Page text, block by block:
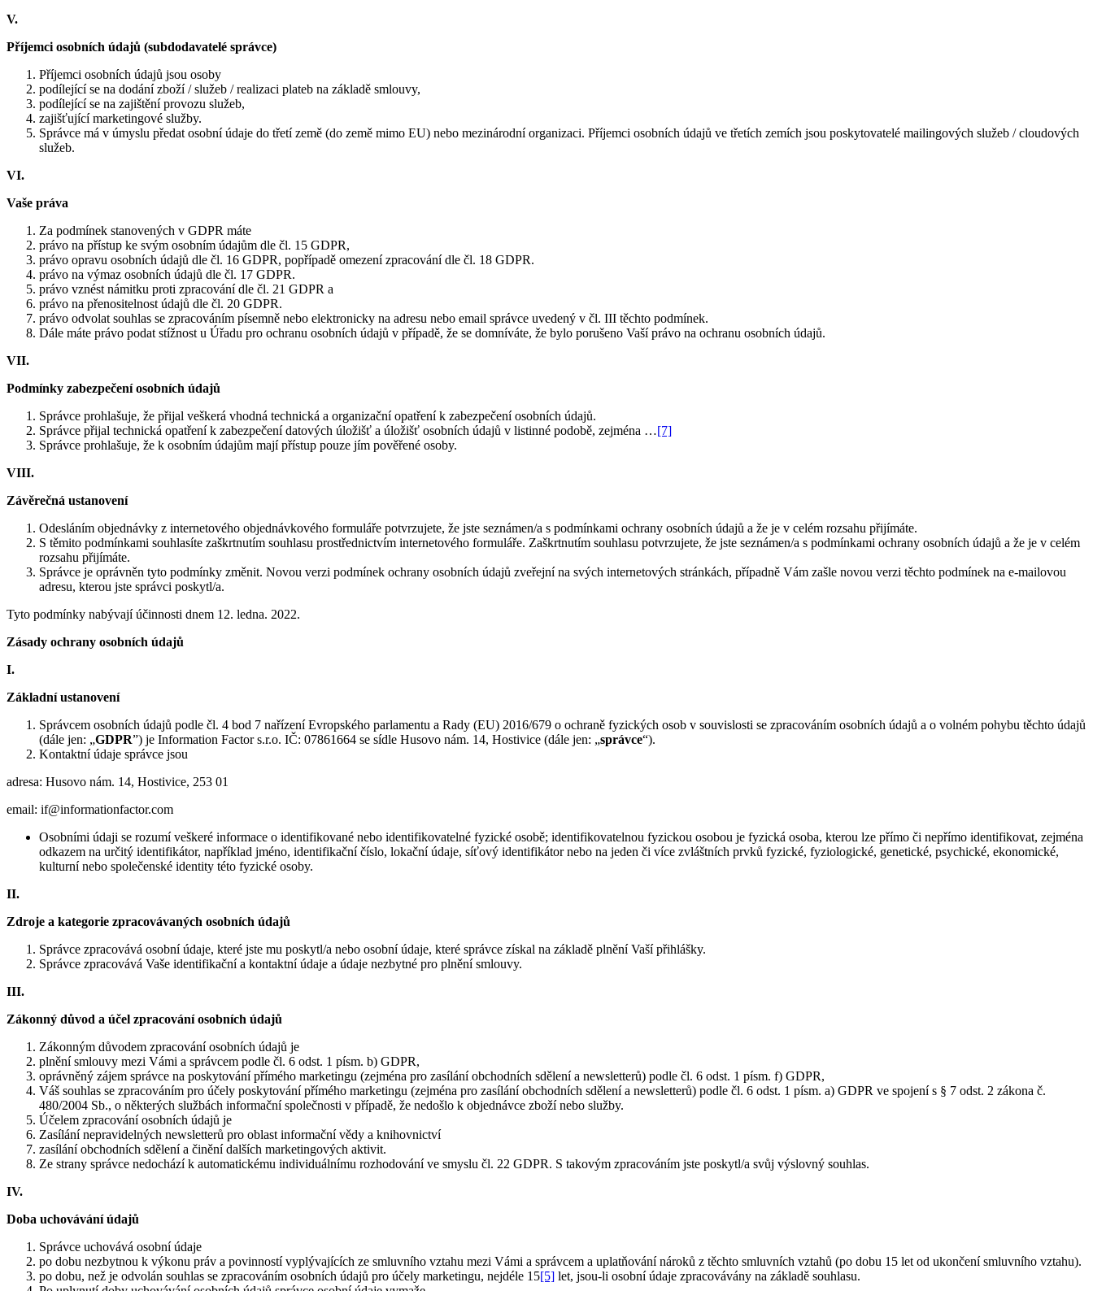
V.
Příjemci osobních údajů (subdodavatelé správce)
Příjemci osobních údajů jsou osoby
podílející se na dodání zboží / služeb / realizaci plateb na základě smlouvy,
podílející se na zajištění provozu služeb,
zajišťující marketingové služby.
Správce má v úmyslu předat osobní údaje do třetí země (do země mimo EU) nebo mezinárodní organizaci. Příjemci osobních údajů ve třetích zemích jsou poskytovatelé mailingových služeb / cloudových
služeb.
VI.
Vaše práva
Za podmínek stanovených v GDPR máte
právo na přístup ke svým osobním údajům dle čl. 15 GDPR,
právo opravu osobních údajů dle čl. 16 GDPR, popřípadě omezení zpracování dle čl. 18 GDPR.
právo na výmaz osobních údajů dle čl. 17 GDPR.
právo vznést námitku proti zpracování dle čl. 21 GDPR a
právo na přenositelnost údajů dle čl. 20 GDPR.
právo odvolat souhlas se zpracováním písemně nebo elektronicky na adresu nebo email správce uvedený v čl. III těchto podmínek.
Dále máte právo podat stížnost u Úřadu pro ochranu osobních údajů v případě, že se domníváte, že bylo porušeno Vaší právo na ochranu osobních údajů.
VII.
Podmínky zabezpečení osobních údajů
Správce prohlašuje, že přijal veškerá vhodná technická a organizační opatření k zabezpečení osobních údajů.
Správce přijal technická opatření k zabezpečení datových úložišť a úložišť osobních údajů v listinné podobě, zejména …[7]
Správce prohlašuje, že k osobním údajům mají přístup pouze jím pověřené osoby.
VIII.
Závěrečná ustanovení
Odesláním objednávky z internetového objednávkového formuláře potvrzujete, že jste seznámen/a s podmínkami ochrany osobních údajů a že je v celém rozsahu přijímáte.
S těmito podmínkami souhlasíte zaškrtnutím souhlasu prostřednictvím internetového formuláře. Zaškrtnutím souhlasu potvrzujete, že jste seznámen/a s podmínkami ochrany osobních údajů a že je v celém
rozsahu přijímáte.
Správce je oprávněn tyto podmínky změnit. Novou verzi podmínek ochrany osobních údajů zveřejní na svých internetových stránkách, případně Vám zašle novou verzi těchto podmínek na e-mailovou
adresu, kterou jste správci poskytl/a.
Tyto podmínky nabývají účinnosti dnem 12. ledna. 2022.
Zásady ochrany osobních údajů
I.
Základní ustanovení
Správcem osobních údajů podle čl. 4 bod 7 nařízení Evropského parlamentu a Rady (EU) 2016/679 o ochraně fyzických osob v souvislosti se zpracováním osobních údajů a o volném pohybu těchto údajů
(dále jen: „GDPR”) je Information Factor s.r.o. IČ: 07861664 se sídle Husovo nám. 14, Hostivice (dále jen: „správce“).
Kontaktní údaje správce jsou
adresa: Husovo nám. 14, Hostivice, 253 01
email: if@informationfactor.com
Osobními údaji se rozumí veškeré informace o identifikované nebo identifikovatelné fyzické osobě; identifikovatelnou fyzickou osobou je fyzická osoba, kterou lze přímo či nepřímo identifikovat, zejména
odkazem na určitý identifikátor, například jméno, identifikační číslo, lokační údaje, síťový identifikátor nebo na jeden či více zvláštních prvků fyzické, fyziologické, genetické, psychické, ekonomické,
kulturní nebo společenské identity této fyzické osoby.
II.
Zdroje a kategorie zpracovávaných osobních údajů
Správce zpracovává osobní údaje, které jste mu poskytl/a nebo osobní údaje, které správce získal na základě plnění Vaší přihlášky.
Správce zpracovává Vaše identifikační a kontaktní údaje a údaje nezbytné pro plnění smlouvy.
III.
Zákonný důvod a účel zpracování osobních údajů
Zákonným důvodem zpracování osobních údajů je
plnění smlouvy mezi Vámi a správcem podle čl. 6 odst. 1 písm. b) GDPR,
oprávněný zájem správce na poskytování přímého marketingu (zejména pro zasílání obchodních sdělení a newsletterů) podle čl. 6 odst. 1 písm. f) GDPR,
Váš souhlas se zpracováním pro účely poskytování přímého marketingu (zejména pro zasílání obchodních sdělení a newsletterů) podle čl. 6 odst. 1 písm. a) GDPR ve spojení s § 7 odst. 2 zákona č.
480/2004 Sb., o některých službách informační společnosti v případě, že nedošlo k objednávce zboží nebo služby.
Účelem zpracování osobních údajů je
Zasílání nepravidelných newsletterů pro oblast informační vědy a knihovnictví
zasílání obchodních sdělení a činění dalších marketingových aktivit.
Ze strany správce nedochází k automatickému individuálnímu rozhodování ve smyslu čl. 22 GDPR. S takovým zpracováním jste poskytl/a svůj výslovný souhlas.
IV.
Doba uchovávání údajů
Správce uchovává osobní údaje
po dobu nezbytnou k výkonu práv a povinností vyplývajících ze smluvního vztahu mezi Vámi a správcem a uplatňování nároků z těchto smluvních vztahů (po dobu 15 let od ukončení smluvního vztahu).
po dobu, než je odvolán souhlas se zpracováním osobních údajů pro účely marketingu, nejdéle 15[5] let, jsou-li osobní údaje zpracovávány na základě souhlasu.